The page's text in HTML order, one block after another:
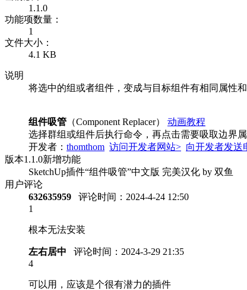
1.1.0
功能项数量：
1
文件大小：
4.1 KB
说明
将选中的组或者组件，变成与目标组件有相同属性和
组件吸管 （Component Replacer）
动画教程
选择群组或组件后执行命令，再点击需要吸取边界属
开发者： thomthom 访问开发者网站> 向开发者发送
版本1.1.0新增功能
SketchUp插件“组件吸管”中文版 完美汉化 by 双鱼
用户评论
632635959
评论时间： 2024-4-24 12:50
1
根本无法安装
左右居中 评论时间： 2024-3-29 21:35
4
可以用，应该是个很有潜力的插件